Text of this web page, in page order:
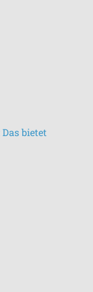
bietet